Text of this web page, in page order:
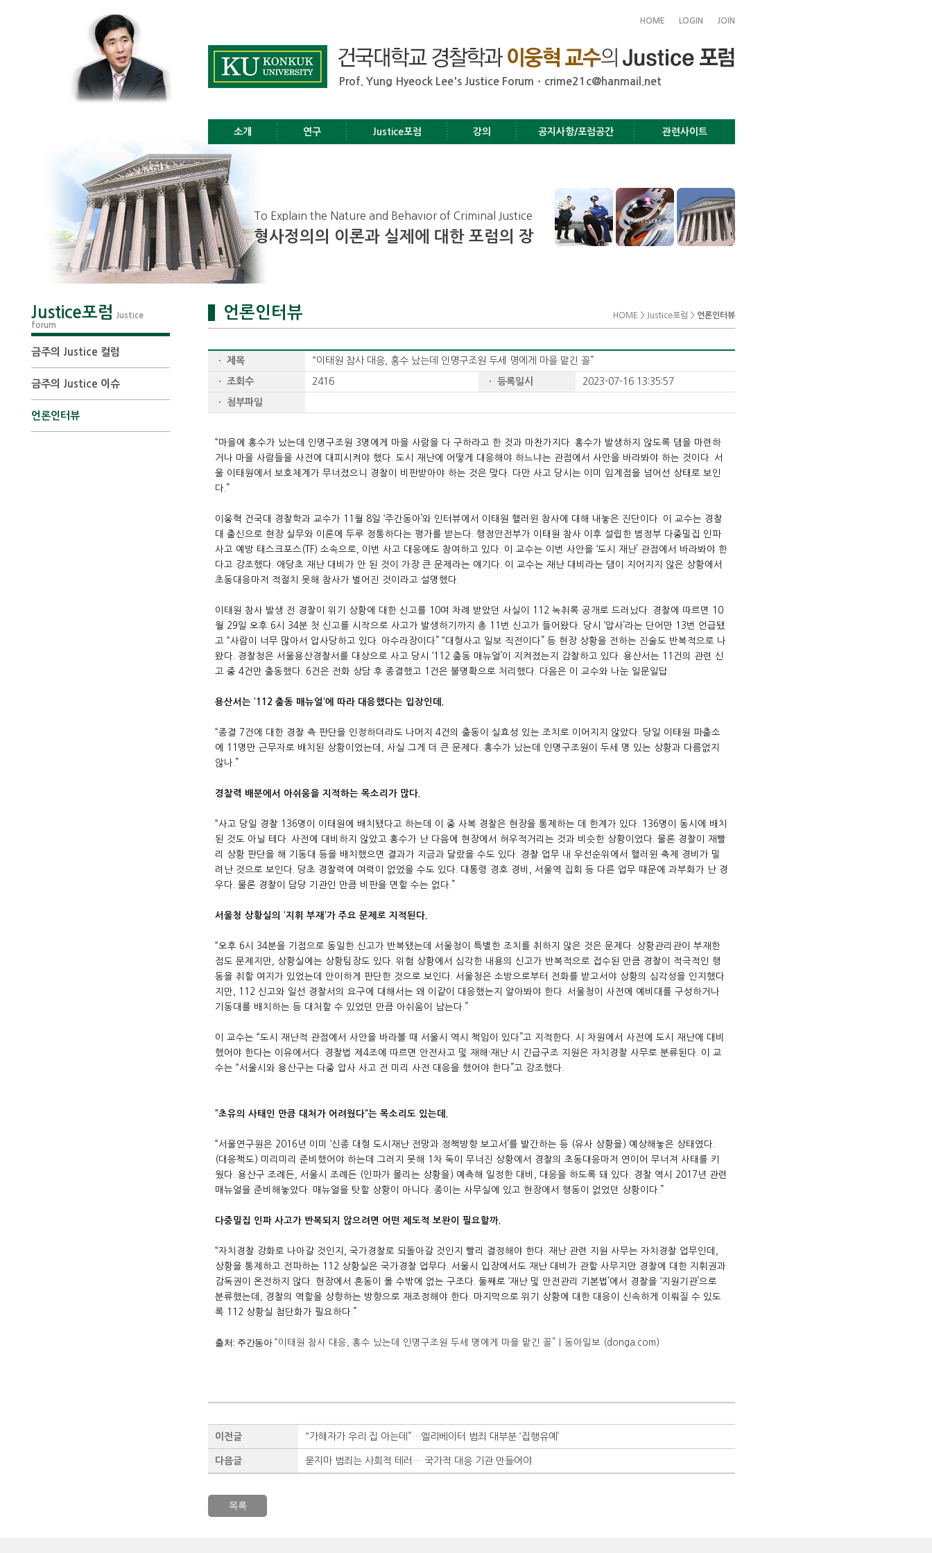
HOME LOGIN JOIN
Prof. Yung Hyeock Lee's Justice Forumㆍcrime21c@hanmail.net
소개 연구 Justice포럼 강의 공지사항/포럼공간 관련사이트
To Explain the Nature and Behavior of Criminal Justice
형사정의의 이론과 실제에 대한 포럼의 장
Justice포럼 Justice
forum
금주의 Justice 컬럼
금주의 Justice 이슈
언론인터뷰
언론인터뷰 HOME > Justice포럼 > 언론인터뷰
ㆍ 제목 “이태원 참사 대응, 홍수 났는데 인명구조원 두세 명에게 마을 맡긴 꼴”
ㆍ 조회수 2416 ㆍ 등록일시 2023-07-16 13:35:57
ㆍ 첨부파일
“마을에 홍수가 났는데 인명구조원 3명에게 마을 사람을 다 구하라고 한 것과 마찬가지다. 홍수가 발생하지 않도록 댐을 마련하
거나 마을 사람들을 사전에 대피시켜야 했다. 도시 재난에 어떻게 대응해야 하느냐는 관점에서 사안을 바라봐야 하는 것이다. 서
울 이태원에서 보호체계가 무너졌으니 경찰이 비판받아야 하는 것은 맞다. 다만 사고 당시는 이미 임계점을 넘어선 상태로 보인
다.”
이웅혁 건국대 경찰학과 교수가 11월 8일 ‘주간동아’와 인터뷰에서 이태원 핼러윈 참사에 대해 내놓은 진단이다. 이 교수는 경찰
대 출신으로 현장 실무와 이론에 두루 정통하다는 평가를 받는다. 행정안전부가 이태원 참사 이후 설립한 범정부 다중밀집 인파
사고 예방 태스크포스(TF) 소속으로, 이번 사고 대응에도 참여하고 있다. 이 교수는 이번 사안을 ‘도시 재난’ 관점에서 바라봐야 한
다고 강조했다. 애당초 재난 대비가 안 된 것이 가장 큰 문제라는 얘기다. 이 교수는 재난 대비라는 댐이 지어지지 않은 상황에서
초동대응마저 적절치 못해 참사가 벌어진 것이라고 설명했다.
이태원 참사 발생 전 경찰이 위기 상황에 대한 신고를 10여 차례 받았던 사실이 112 녹취록 공개로 드러났다. 경찰에 따르면 10
월 29일 오후 6시 34분 첫 신고를 시작으로 사고가 발생하기까지 총 11번 신고가 들어왔다. 당시 ‘압사’라는 단어만 13번 언급됐
고 “사람이 너무 많아서 압사당하고 있다. 아수라장이다” “대형사고 일보 직전이다” 등 현장 상황을 전하는 진술도 반복적으로 나
왔다. 경찰청은 서울용산경찰서를 대상으로 사고 당시 ‘112 출동 매뉴얼’이 지켜졌는지 감찰하고 있다. 용산서는 11건의 관련 신
고 중 4건만 출동했다. 6건은 전화 상담 후 종결했고 1건은 불명확으로 처리했다. 다음은 이 교수와 나눈 일문일답.
용산서는 ‘112 출동 매뉴얼’에 따라 대응했다는 입장인데.
“종결 7건에 대한 경찰 측 판단을 인정하더라도 나머지 4건의 출동이 실효성 있는 조치로 이어지지 않았다. 당일 이태원 파출소
에 11명만 근무자로 배치된 상황이었는데, 사실 그게 더 큰 문제다. 홍수가 났는데 인명구조원이 두세 명 있는 상황과 다름없지
않나.”
경찰력 배분에서 아쉬움을 지적하는 목소리가 많다.
“사고 당일 경찰 136명이 이태원에 배치됐다고 하는데 이 중 사복 경찰은 현장을 통제하는 데 한계가 있다. 136명이 동시에 배치
된 것도 아닐 테다. 사전에 대비하지 않았고 홍수가 난 다음에 현장에서 허우적거리는 것과 비슷한 상황이었다. 물론 경찰이 재빨
리 상황 판단을 해 기동대 등을 배치했으면 결과가 지금과 달랐을 수도 있다. 경찰 업무 내 우선순위에서 핼러윈 축제 경비가 밀
려난 것으로 보인다. 당초 경찰력에 여력이 없었을 수도 있다. 대통령 경호 경비, 서울역 집회 등 다른 업무 때문에 과부화가 난 경
우다. 물론 경찰이 담당 기관인 만큼 비판을 면할 수는 없다.”
서울청 상황실의 ‘지휘 부재’가 주요 문제로 지적된다.
“오후 6시 34분을 기점으로 동일한 신고가 반복됐는데 서울청이 특별한 조치를 취하지 않은 것은 문제다. 상황관리관이 부재한
점도 문제지만, 상황실에는 상황팀장도 있다. 위험 상황에서 심각한 내용의 신고가 반복적으로 접수된 만큼 경찰이 적극적인 행
동을 취할 여지가 있었는데 안이하게 판단한 것으로 보인다. 서울청은 소방으로부터 전화를 받고서야 상황의 심각성을 인지했다
지만, 112 신고와 일선 경찰서의 요구에 대해서는 왜 이같이 대응했는지 알아봐야 한다. 서울청이 사전에 예비대를 구성하거나
기동대를 배치하는 등 대처할 수 있었던 만큼 아쉬움이 남는다.”
이 교수는 “도시 재난적 관점에서 사안을 바라볼 때 서울시 역시 책임이 있다”고 지적한다. 시 차원에서 사전에 도시 재난에 대비
했어야 한다는 이유에서다. 경찰법 제4조에 따르면 안전사고 및 재해·재난 시 긴급구조 지원은 자치경찰 사무로 분류된다. 이 교
수는 “서울시와 용산구는 다중 압사 사고 전 미리 사전 대응을 했어야 한다”고 강조했다.
“초유의 사태인 만큼 대처가 어려웠다”는 목소리도 있는데.
“서울연구원은 2016년 이미 ‘신종 대형 도시재난 전망과 정책방향 보고서’를 발간하는 등 (유사 상황을) 예상해놓은 상태였다.
(대응책도) 미리미리 준비했어야 하는데 그러지 못해 1차 둑이 무너진 상황에서 경찰의 초동대응마저 연이어 무너져 사태를 키
웠다. 용산구 조례든, 서울시 조례든 (인파가 몰리는 상황을) 예측해 일정한 대비, 대응을 하도록 돼 있다. 경찰 역시 2017년 관련
매뉴얼을 준비해놓았다. 매뉴얼을 탓할 상황이 아니다. 종이는 사무실에 있고 현장에서 행동이 없었던 상황이다.”
다중밀집 인파 사고가 반복되지 않으려면 어떤 제도적 보완이 필요할까.
“자치경찰 강화로 나아갈 것인지, 국가경찰로 되돌아갈 것인지 빨리 결정해야 한다. 재난 관련 지원 사무는 자치경찰 업무인데,
상황을 통제하고 전파하는 112 상황실은 국가경찰 업무다. 서울시 입장에서도 재난 대비가 관할 사무지만 경찰에 대한 지휘권과
감독권이 온전하지 않다. 현장에서 혼동이 올 수밖에 없는 구조다. 둘째로 ‘재난 및 안전관리 기본법’에서 경찰을 ‘지원기관’으로
분류했는데, 경찰의 역할을 상향하는 방향으로 재조정해야 한다. 마지막으로 위기 상황에 대한 대응이 신속하게 이뤄질 수 있도
록 112 상황실 첨단화가 필요하다.”
출처: 주간동아 “이태원 참사 대응, 홍수 났는데 인명구조원 두세 명에게 마을 맡긴 꼴”｜동아일보 (donga.com)
이전글 “가해자가 우리 집 아는데”…엘리베이터 범죄 대부분 ‘집행유예’
다음글 묻지마 범죄는 사회적 테러… 국가적 대응 기관 만들어야
목록